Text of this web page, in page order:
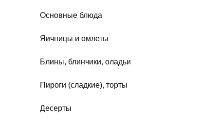
Основные блюда
Яичницы и омлеты
Блины, блинчики, оладьи
Пироги (сладкие), торты
Десерты